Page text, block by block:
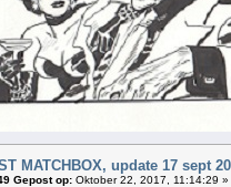
MATCHBOX, update 17 sept
Gepost op: Oktober 22, 2017, 11:14:29 »